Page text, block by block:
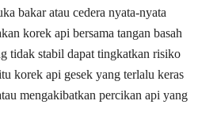
bakar atau cedera nyata-nyata
korek api bersama tangan basah
tidak stabil dapat tingkatkan risiko
korek api gesek yang terlalu keras
mengakibatkan percikan api yang